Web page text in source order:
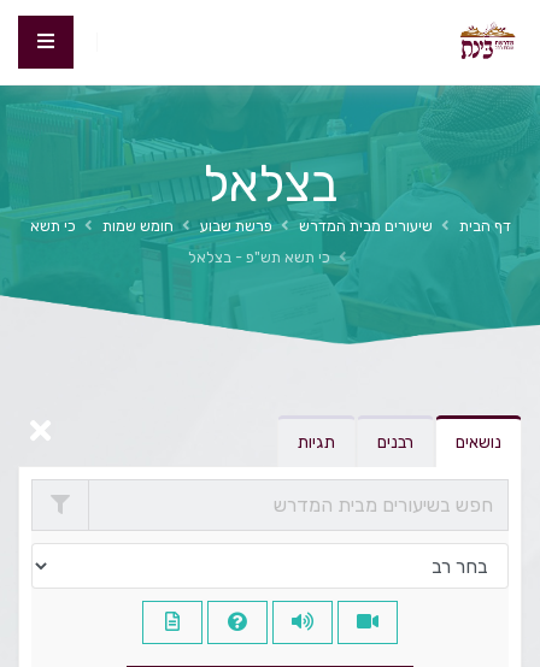
בצלאל
דף הבית שיעורים מבית המדרש פרשת שבוע חומש שמות
כי תשא
כי תשא תש"פ - בצלאל
נושאים רבנים תגיות